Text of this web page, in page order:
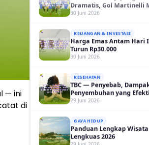
— ini
di
KEUANGAN & INVESTASI
Turun Rp30.000
30 Juni 2026
KESEHATAN
Penyembuhan yang Efektif
29 Juni 2026
GAYA HIDUP
Lengkuas 2026
29 Juni 2026